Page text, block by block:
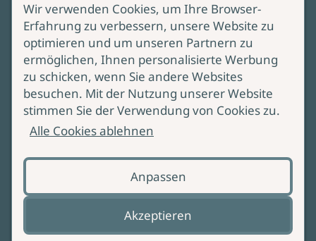
Cookie-Einstellungen
AGB Online Shop
Service
Lieferung & Versand
Produktsicherheit
Bei Fragen zur Produktsicherheit
wenden Sie sich bitte an
Wir verwenden Cookies, um Ihre Browser-
Erfahrung zu verbessern, unsere Website zu
optimieren und um unseren Partnern zu
ermöglichen, Ihnen personalisierte Werbung
zu schicken, wenn Sie andere Websites
besuchen. Mit der Nutzung unserer Website
stimmen Sie der Verwendung von Cookies zu.
Alle Cookies ablehnen
Anpassen
Akzeptieren